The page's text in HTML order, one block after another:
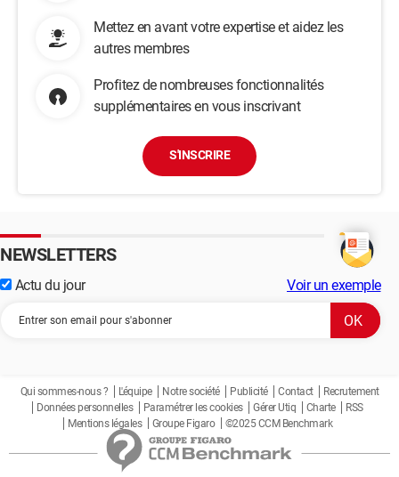
Mettez en avant votre expertise et aidez les
autres membres
Profitez de nombreuses fonctionnalités
supplémentaires en vous inscrivant
S'INSCRIRE
NEWSLETTERS
Actu du jour Voir un exemple
Qui sommes-nous ? L'équipe Notre société Publicité Contact
Recrutement
Données personnelles
Paramétrer les cookies Gérer Utiq Charte
RSS
Mentions légales
Groupe Figaro ©2025 CCM Benchmark